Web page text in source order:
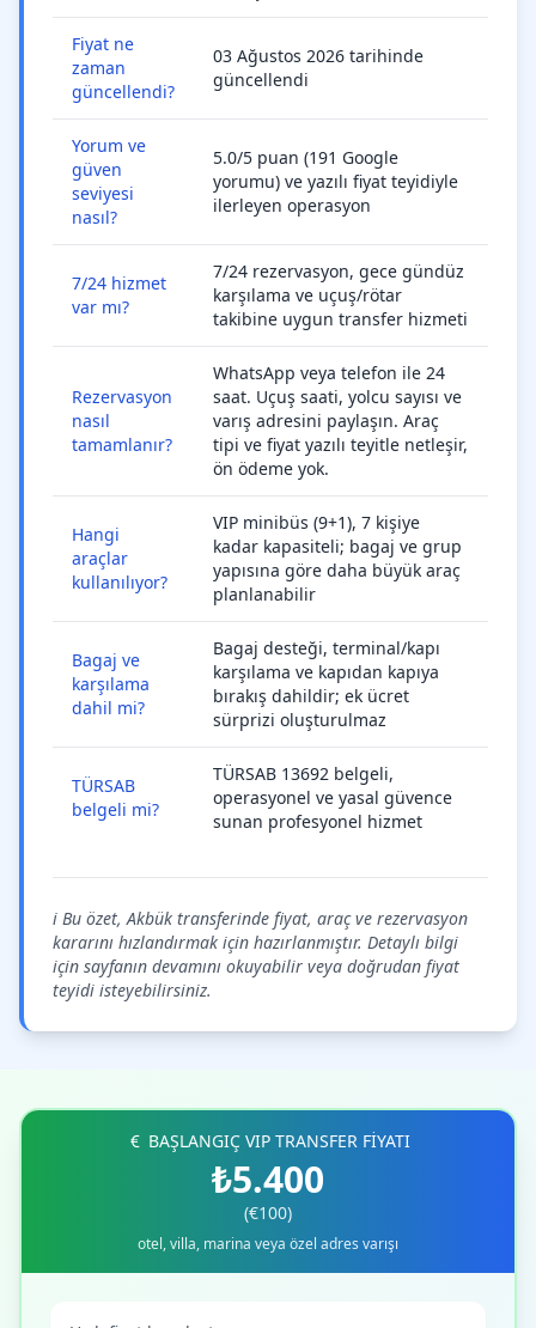
Fiyat ne
zaman
güncellendi?
03 Ağustos 2026 tarihinde
güncellendi
Yorum ve
güven
seviyesi
nasıl?
5.0/5 puan (191 Google
yorumu) ve yazılı fiyat teyidiyle
ilerleyen operasyon
7/24 hizmet
var mı?
7/24 rezervasyon, gece gündüz
karşılama ve uçuş/rötar
takibine uygun transfer hizmeti
Rezervasyon
nasıl
tamamlanır?
WhatsApp veya telefon ile 24
saat. Uçuş saati, yolcu sayısı ve
varış adresini paylaşın. Araç
tipi ve fiyat yazılı teyitle netleşir,
ön ödeme yok.
Hangi
araçlar
kullanılıyor?
VIP minibüs (9+1), 7 kişiye
kadar kapasiteli; bagaj ve grup
yapısına göre daha büyük araç
planlanabilir
Bagaj ve
karşılama
dahil mi?
Bagaj desteği, terminal/kapı
karşılama ve kapıdan kapıya
bırakış dahildir; ek ücret
sürprizi oluşturulmaz
TÜRSAB
belgeli mi?
TÜRSAB 13692 belgeli,
operasyonel ve yasal güvence
sunan profesyonel hizmet
ℹ️ Bu özet, Akbük transferinde fiyat, araç ve rezervasyon
kararını hızlandırmak için hazırlanmıştır. Detaylı bilgi
için sayfanın devamını okuyabilir veya doğrudan fiyat
teyidi isteyebilirsiniz.
BAŞLANGIÇ VIP TRANSFER FİYATI
₺5.400
(€100)
otel, villa, marina veya özel adres varışı